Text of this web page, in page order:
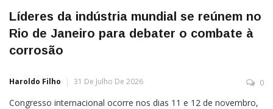
Líderes da indústria mundial se reúnem no
Rio de Janeiro para debater o combate à
corrosão
Haroldo Filho 31 De Julho De 2026 0
Congresso internacional ocorre nos dias 11 e 12 de novembro,